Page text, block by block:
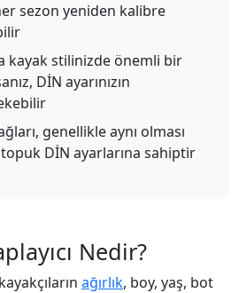
sezon yeniden kalibre
kayak stilinizde önemli bir
DİN ayarınızın
genellikle aynı olması
DİN ayarlarına sahiptir
Nedir?
ağırlık, boy, yaş, bot